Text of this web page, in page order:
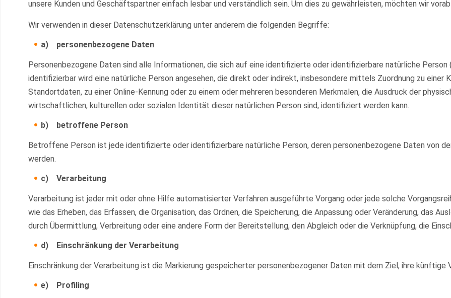
unsere Kunden und Geschäftspartner einfach lesbar und verständlich sein. Um dies zu gewährleisten, möchten wir
Wir verwenden in dieser Datenschutzerklärung unter anderem die folgenden Begriffe:
a) personenbezogene Daten
Personenbezogene Daten sind alle Informationen, die sich auf eine identifizierte oder identifizierbare natürliche Person
identifizierbar wird eine natürliche Person angesehen, die direkt oder indirekt, insbesondere mittels Zuordnung zu einer
Standortdaten, zu einer Online-Kennung oder zu einem oder mehreren besonderen Merkmalen, die Ausdruck der
wirtschaftlichen, kulturellen oder sozialen Identität dieser natürlichen Person sind, identifiziert werden kann.
b) betroffene Person
Betroffene Person ist jede identifizierte oder identifizierbare natürliche Person, deren personenbezogene Daten von
werden.
c) Verarbeitung
Verarbeitung ist jeder mit oder ohne Hilfe automatisierter Verfahren ausgeführte Vorgang oder jede solche
wie das Erheben, das Erfassen, die Organisation, das Ordnen, die Speicherung, die Anpassung oder Veränderung, das
durch Übermittlung, Verbreitung oder eine andere Form der Bereitstellung, den Abgleich oder die Verknüpfung, die
d) Einschränkung der Verarbeitung
Einschränkung der Verarbeitung ist die Markierung gespeicherter personenbezogener Daten mit dem Ziel, ihre künftige
e) Profiling